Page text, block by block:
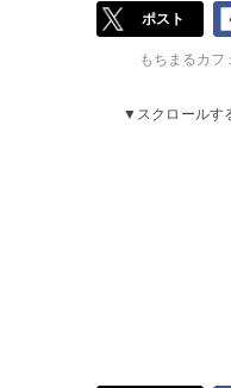
ポスト
もちまるカ
▼スクロールす